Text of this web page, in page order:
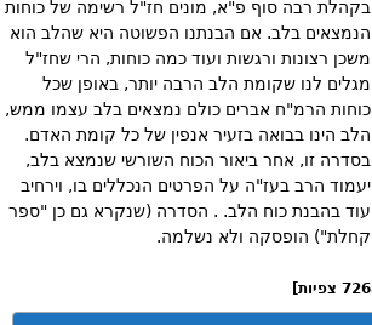
בקהלת רבה סוף פ"א, מונים חז"ל רשימה של כוחות
הנמצאים בלב. אם הבנתנו הפשוטה היא שהלב הוא
משכן רצונות ורגשות ועוד כמה כוחות, הרי שחז"ל
מגלים לנו שקומת הלב הרבה יותר, באופן שכל
כוחות הרמ"ח אברים כולם נמצאים בלב עצמו ממש,
הלב הינו בבואה בזעיר אנפין של כל קומת האדם.
בסדרה זו, אחר ביאור הכוח השורשי שנמצא בלב,
יעמוד הרב בעז"ה על הפרטים הנכללים בו, וירחיב
עוד בהבנת כוח הלב. . הסדרה (שנקרא גם כן "ספר
קחלת") הופסקה ולא נשלמה.